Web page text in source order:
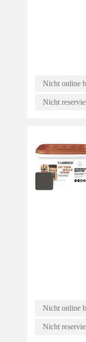
Nicht online
Nicht
Nicht online
Nicht